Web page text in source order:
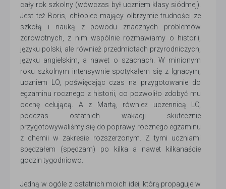
cały rok szkolny (wówczas był uczniem klasy siódmej).
Jest też Boris, chłopiec mający olbrzymie trudności ze
szkołą i nauką z powodu znacznych problemów
zdrowotnych, z nim wspólnie rozmawiamy o historii,
języku polski, ale również przedmiotach przyrodniczych,
języku angielskim, a nawet o szachach. W minionym
roku szkolnym intensywnie spotykałem się z Ignacym,
uczniem LO, poświęcając czas na przygotowanie do
egzaminu rocznego z historii, co pozwoliło zdobyć mu
ocenę celującą. A z Martą, również uczennicą LO,
podczas ostatnich wakacji skutecznie
przygotowywaliśmy się do poprawy rocznego egzaminu
z chemii w zakresie rozszerzonym. Z tymi uczniami
spędzałem (spędzam) po kilka a nawet kilkanaście
godzin tygodniowo.
Jedną w ogóle z ostatnich moich idei, którą propaguje w